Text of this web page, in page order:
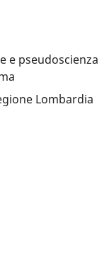
e pseudoscienza
Lombardia